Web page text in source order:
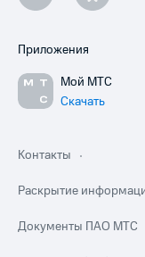
Приложения
Мой МТС
Скачать
Контакты
Раскрытие
Документы ПАО МТС